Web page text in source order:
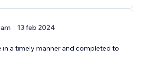
13 feb 2024
in a timely manner and completed to